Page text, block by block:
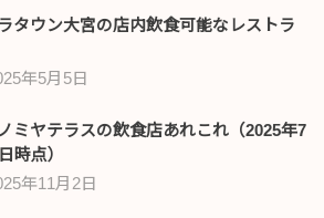
タウン大宮の店内飲食可能なレストラ
年5月5日
ミヤテラスの飲食店あれこれ（2025年7
時点）
年11月2日